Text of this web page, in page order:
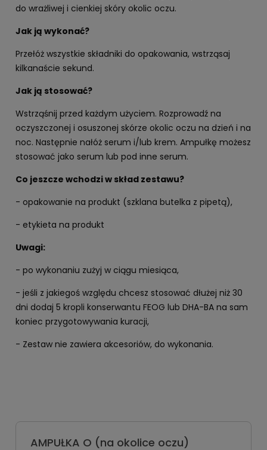
do wrażliwej i cienkiej skóry okolic oczu.
Jak ją wykonać?
Przełóż wszystkie składniki do opakowania, wstrząsaj
kilkanaście sekund.
Jak ją stosować?
Wstrząśnij przed każdym użyciem. Rozprowadź na
oczyszczonej i osuszonej skórze okolic oczu na dzień i na
noc. Następnie nałóż serum i/lub krem. Ampułkę możesz
stosować jako serum lub pod inne serum.
Co jeszcze wchodzi w skład zestawu?
- opakowanie na produkt (szklana butelka z pipetą),
- etykieta na produkt
Uwagi:
- po wykonaniu zużyj w ciągu miesiąca,
- jeśli z jakiegoś względu chcesz stosować dłużej niż 30
dni dodaj 5 kropli konserwantu FEOG lub DHA-BA na sam
koniec przygotowywania kuracji,
- Zestaw nie zawiera akcesoriów, do wykonania.
AMPUŁKA O (na okolice oczu)